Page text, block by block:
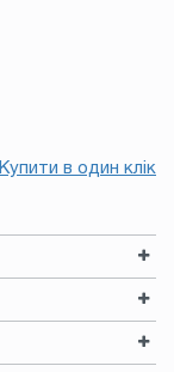
Купити в один клік